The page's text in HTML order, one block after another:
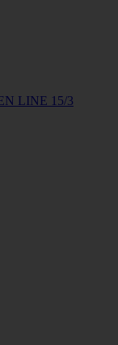
LINE 15/3